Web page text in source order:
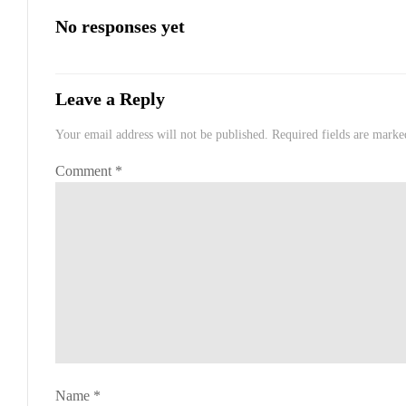
No responses yet
Leave a Reply
Your email address will not be published. Required fields are
Comment *
Name *